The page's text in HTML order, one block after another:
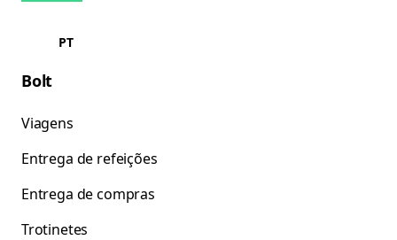
PT
Bolt
Viagens
Entrega de refeições
Entrega de compras
Trotinetes